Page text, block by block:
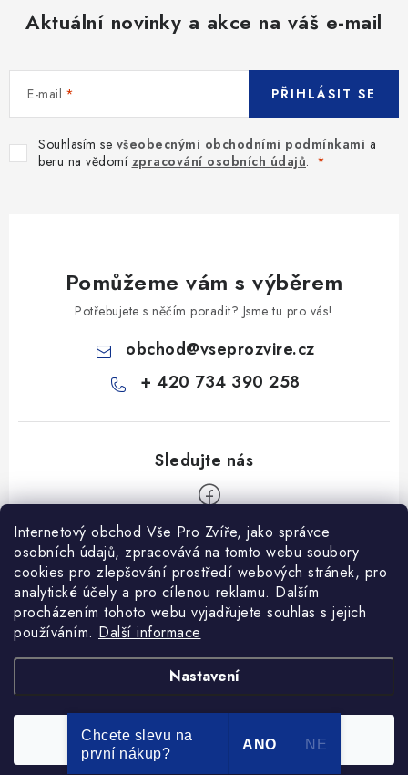
Internetový obchod Vše Pro Zvíře, jako správce
osobních údajů, zpracovává na tomto webu soubory
cookies pro zlepšování prostředí webových stránek, pro
analytické účely a pro cílenou reklamu. Dalším
procházením tohoto webu vyjadřujete souhlas s jejich
používáním. Další informace
Nastavení
Souhlasím
Aktuální novinky a akce na váš e-mail
E-mail
Souhlasím se všeobecnými obchodními podmínkami a
beru na vědomí zpracování osobních údajů.
PŘIHLÁSIT SE
Pomůžeme vám s výběrem
Potřebujete s něčím poradit? Jsme tu pro vás!
obchod@vseprozvire.cz
+ 420 734 390 258
Informace pro Vás
Ceník dopravy
Kontakty
Obchodní podmínky
Podmínky ochrany osobních údajů
Heuréka recenze
Vytvořil Shoptet Premium
Copyright 2026Vše Pro Zvíře . Všechna práva vyhrazena.
Chcete slevu na
první nákup?
ANO NE